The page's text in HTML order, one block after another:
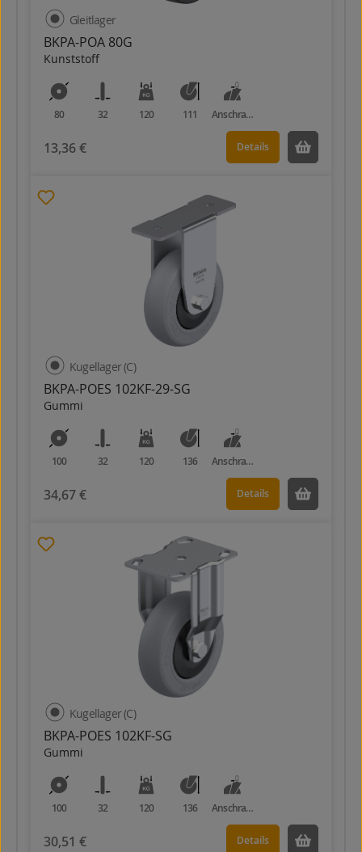
BKPA-POA 80G
Kunststoff
Gleitlager
80 32 120 111 Anschraubplatte
13,36 € Details
BKPA-POES 102KF-29-SG
Gummi
Kugellager (C)
100 32 120 136 Anschraubplatte
34,67 € Details
BKPA-POES 102KF-SG
Gummi
Kugellager (C)
100 32 120 136 Anschraubplatte
30,51 € Details